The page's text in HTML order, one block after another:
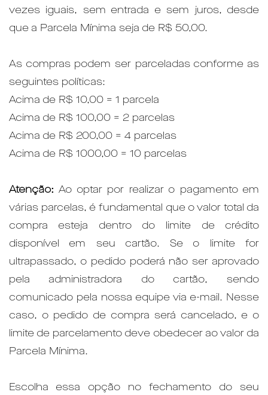
vezes iguais, sem entrada e sem juros, desde
que a Parcela Mínima seja de R$ 50,00.
As compras podem ser parceladas conforme as
seguintes políticas:
Acima de R$ 10,00 = 1 parcela
Acima de R$ 100,00 = 2 parcelas
Acima de R$ 200,00 = 4 parcelas
Acima de R$ 1000,00 = 10 parcelas
Atenção: Ao optar por realizar o pagamento em
várias parcelas, é fundamental que o valor total da
compra esteja dentro do limite de crédito
disponível em seu cartão. Se o limite for
ultrapassado, o pedido poderá não ser aprovado
pela administradora do cartão, sendo
comunicado pela nossa equipe via e-mail. Nesse
caso, o pedido de compra será cancelado, e o
limite de parcelamento deve obedecer ao valor da
Parcela Mínima.
Escolha essa opção no fechamento do seu